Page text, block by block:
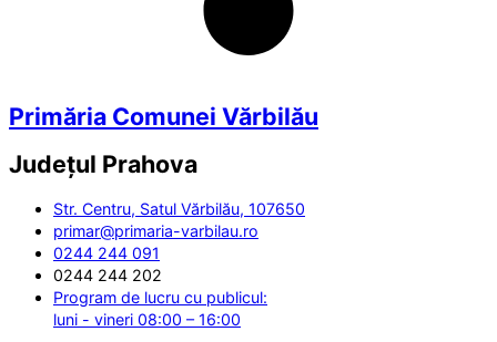
Primăria Comunei Vărbilău
Județul Prahova
Str. Centru, Satul Vărbilău, 107650
primar@primaria-varbilau.ro
0244 244 091
0244 244 202
Program de lucru cu publicul:
luni - vineri 08:00 – 16:00